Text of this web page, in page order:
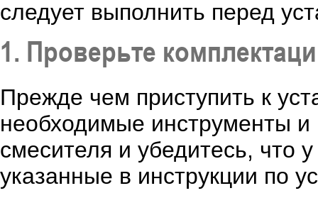
следует выполнить перед
1. Проверьте
Прежде чем приступить к
необходимые инструменты
смесителя и убедитесь, что
указанные в инструкции по